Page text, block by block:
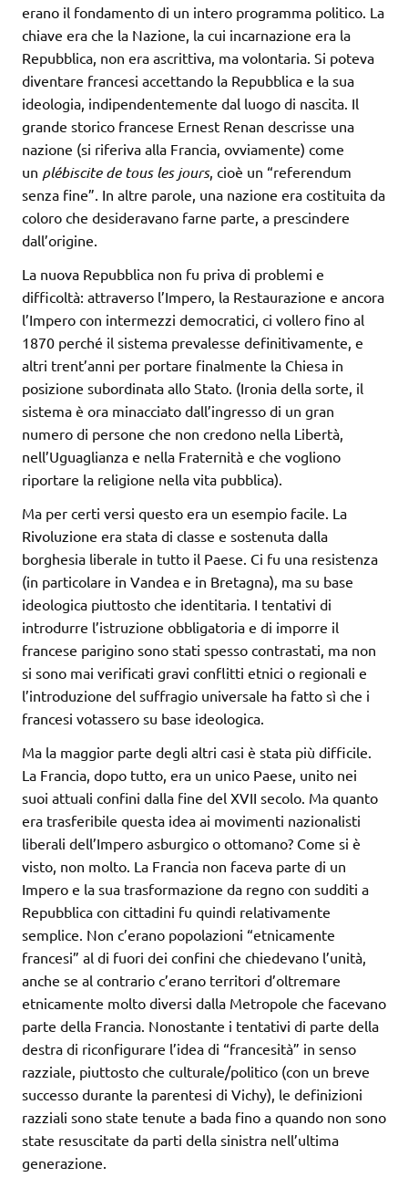
erano il fondamento di un intero programma politico. La
chiave era che la Nazione, la cui incarnazione era la
Repubblica, non era ascrittiva, ma volontaria. Si poteva
diventare francesi accettando la Repubblica e la sua
ideologia, indipendentemente dal luogo di nascita. Il
grande storico francese Ernest Renan descrisse una
nazione (si riferiva alla Francia, ovviamente) come
un plébiscite de tous les jours, cioè un “referendum
senza fine”. In altre parole, una nazione era costituita da
coloro che desideravano farne parte, a prescindere
dall’origine.
La nuova Repubblica non fu priva di problemi e
difficoltà: attraverso l’Impero, la Restaurazione e ancora
l’Impero con intermezzi democratici, ci vollero fino al
1870 perché il sistema prevalesse definitivamente, e
altri trent’anni per portare finalmente la Chiesa in
posizione subordinata allo Stato. (Ironia della sorte, il
sistema è ora minacciato dall’ingresso di un gran
numero di persone che non credono nella Libertà,
nell’Uguaglianza e nella Fraternità e che vogliono
riportare la religione nella vita pubblica).
Ma per certi versi questo era un esempio facile. La
Rivoluzione era stata di classe e sostenuta dalla
borghesia liberale in tutto il Paese. Ci fu una resistenza
(in particolare in Vandea e in Bretagna), ma su base
ideologica piuttosto che identitaria. I tentativi di
introdurre l’istruzione obbligatoria e di imporre il
francese parigino sono stati spesso contrastati, ma non
si sono mai verificati gravi conflitti etnici o regionali e
l’introduzione del suffragio universale ha fatto sì che i
francesi votassero su base ideologica.
Ma la maggior parte degli altri casi è stata più difficile.
La Francia, dopo tutto, era un unico Paese, unito nei
suoi attuali confini dalla fine del XVII secolo. Ma quanto
era trasferibile questa idea ai movimenti nazionalisti
liberali dell’Impero asburgico o ottomano? Come si è
visto, non molto. La Francia non faceva parte di un
Impero e la sua trasformazione da regno con sudditi a
Repubblica con cittadini fu quindi relativamente
semplice. Non c’erano popolazioni “etnicamente
francesi” al di fuori dei confini che chiedevano l’unità,
anche se al contrario c’erano territori d’oltremare
etnicamente molto diversi dalla Metropole che facevano
parte della Francia. Nonostante i tentativi di parte della
destra di riconfigurare l’idea di “francesità” in senso
razziale, piuttosto che culturale/politico (con un breve
successo durante la parentesi di Vichy), le definizioni
razziali sono state tenute a bada fino a quando non sono
state resuscitate da parti della sinistra nell’ultima
generazione.